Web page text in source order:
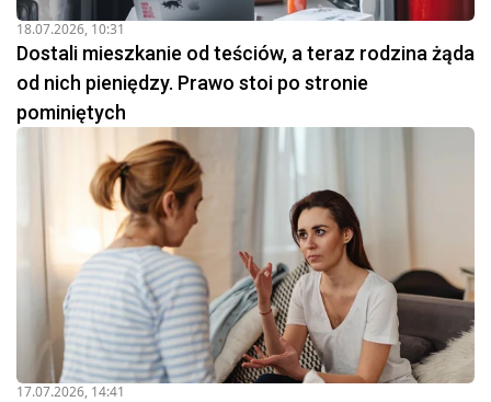
18.07.2026, 10:31
Dostali mieszkanie od teściów, a teraz rodzina żąda
od nich pieniędzy. Prawo stoi po stronie
pominiętych
17.07.2026, 14:41